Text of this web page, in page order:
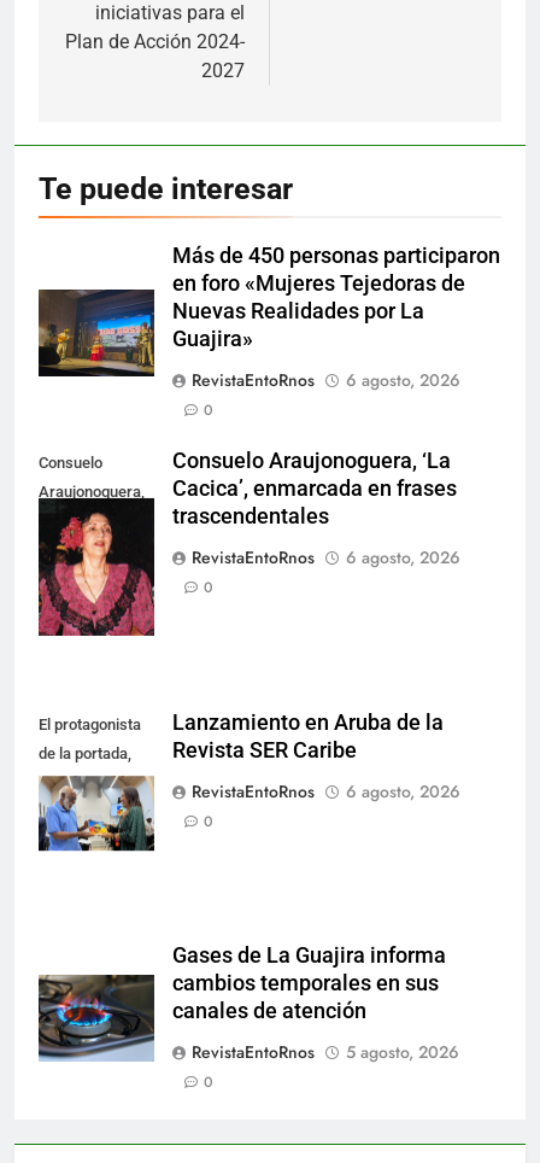
iniciativas para el
Plan de Acción 2024-
2027
Te puede interesar
Más de 450 personas participaron
en foro «Mujeres Tejedoras de
Nuevas Realidades por La
Guajira»
RevistaEntoRnos
6 agosto, 2026
0
Consuelo
Araujonoguera,
marcó el rumbo
de la música
vallenata.
Consuelo Araujonoguera, ‘La
Cacica’, enmarcada en frases
trascendentales
RevistaEntoRnos
6 agosto, 2026
0
El protagonista
de la portada,
Ramón Todd
Dandaré.
Lanzamiento en Aruba de la
Revista SER Caribe
RevistaEntoRnos
6 agosto, 2026
0
Gases de La Guajira informa
cambios temporales en sus
canales de atención
RevistaEntoRnos
5 agosto, 2026
0